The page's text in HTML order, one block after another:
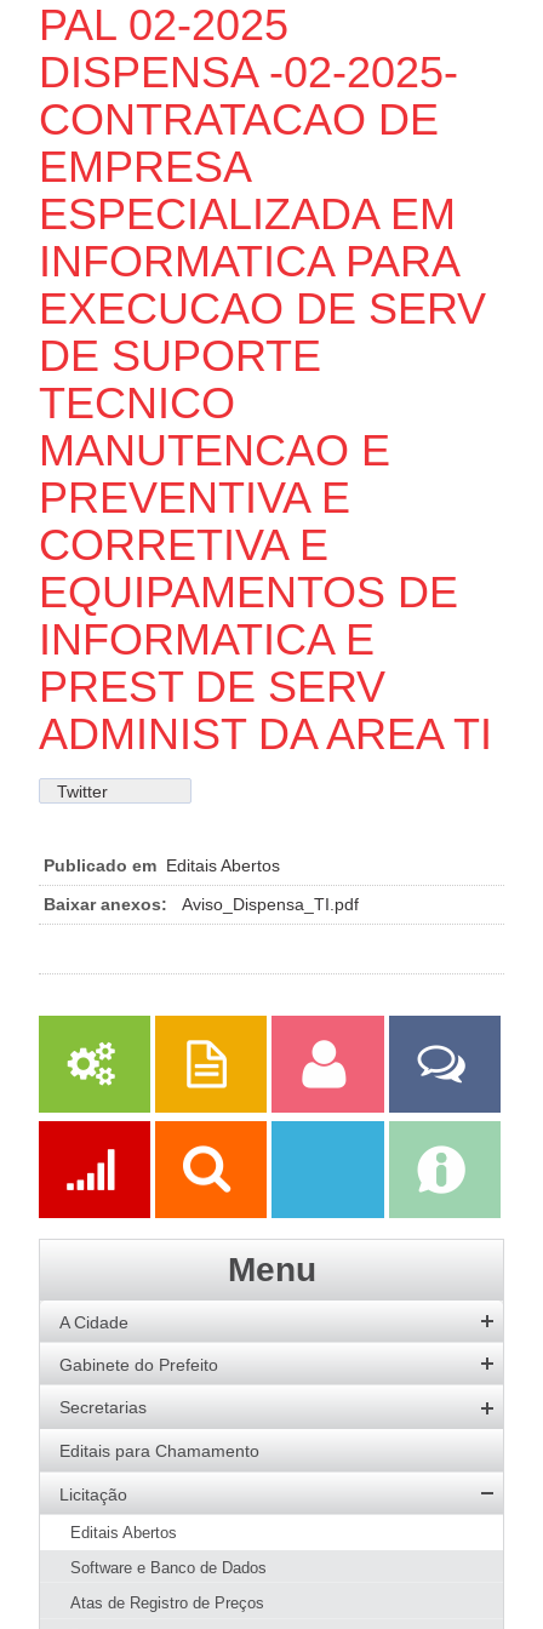
PAL 02-2025
DISPENSA -02-2025-
CONTRATACAO DE
EMPRESA
ESPECIALIZADA EM
INFORMATICA PARA
EXECUCAO DE SERV
DE SUPORTE
TECNICO
MANUTENCAO E
PREVENTIVA E
CORRETIVA E
EQUIPAMENTOS DE
INFORMATICA E
PREST DE SERV
ADMINIST DA AREA TI
Twitter
Publicado em Editais Abertos
Baixar anexos:
Aviso_Dispensa_TI.pdf
Serviços Publicações Servidor
Fale Com a
Prefeitura
Menu
A Cidade
História
Bandeira
Acervo de Imagens
Galeria de Prefeitos
Patrimônio Cultural
Agenda de Eventos
Guia Prático
Gabinete do Prefeito
Prefeito
Agenda do Prefeito
Secretarias
Agricultura
Educação
Esportes
Editais para Chamamento
Licitação
Editais Abertos
Software e Banco de Dados
Atas de Registro de Preços